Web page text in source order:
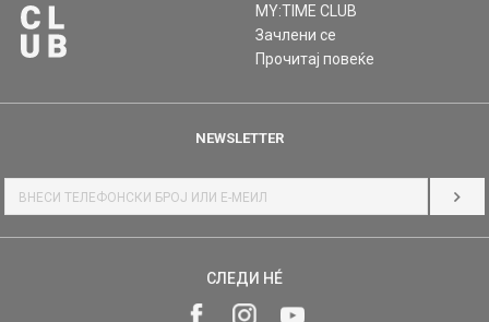
MY:TIME CLUB
Зачлени се
Прочитај повеќе
NEWSLETTER
СЛЕДИ НÉ